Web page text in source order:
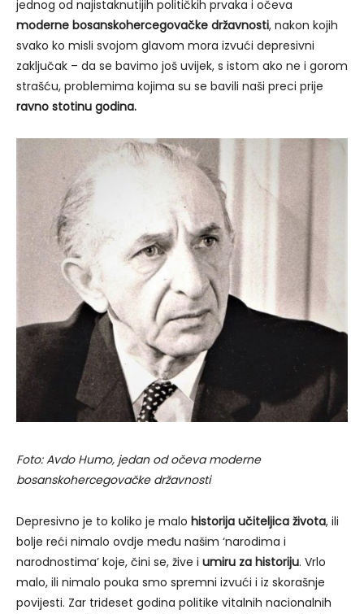
jednog od najistaknutijih političkih prvaka i očeva
moderne bosanskohercegovačke državnosti, nakon kojih
svako ko misli svojom glavom mora izvući depresivni
zaključak – da se bavimo još uvijek, s istom ako ne i gorom
strašću, problemima kojima su se bavili naši preci prije
ravno stotinu godina.
Foto: Avdo Humo, jedan od očeva moderne
bosanskohercegovačke državnosti
Depresivno je to koliko je malo historija učiteljica života, ili
bolje reći nimalo ovdje među našim ‘narodima i
narodnostima’ koje, čini se, žive i umiru za historiju. Vrlo
malo, ili nimalo pouka smo spremni izvući i iz skorašnje
povijesti. Zar trideset godina politike vitalnih nacionalnih